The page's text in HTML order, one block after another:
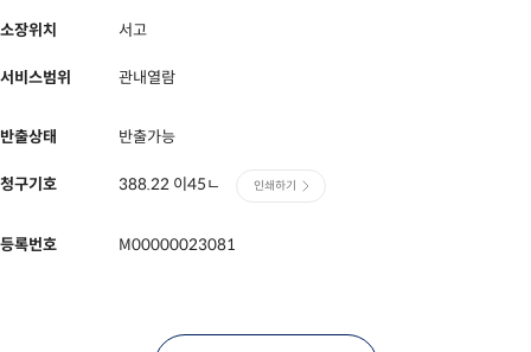
소장위치 서고
서비스범위 관내열람
반출상태 반출가능
청구기호 388.22 이45ㄴ 인쇄하기
등록번호 M00000023081